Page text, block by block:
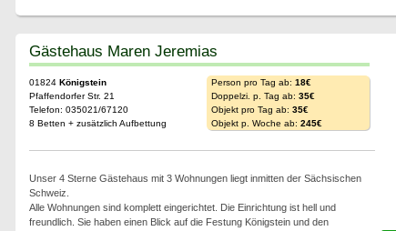
Gästehaus Maren Jeremias
01824 Königstein
Pfaffendorfer Str. 21
Telefon: 035021/67120
8 Betten + zusätzlich Aufbettung
Person pro Tag ab: 18€
Doppelzi. p. Tag ab: 35€
Objekt pro Tag ab: 35€
Objekt p. Woche ab: 245€
Unser 4 Sterne Gästehaus mit 3 Wohnungen liegt inmitten der Sächsischen
Schweiz.
Alle Wohnungen sind komplett eingerichtet. Die Einrichtung ist hell und
freundlich. Sie haben einen Blick auf die Festung Königstein und den